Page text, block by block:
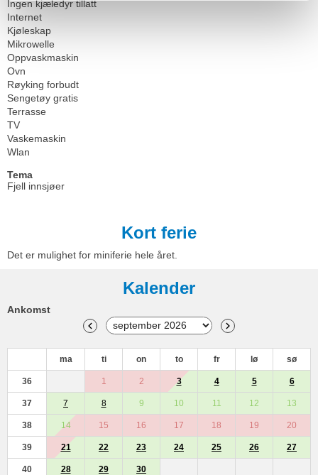
Ingen kjæledyr tillatt
Internet
Kjøleskap
Mikrowelle
Oppvaskmaskin
Ovn
Røyking forbudt
Sengetøy gratis
Terrasse
TV
Vaskemaskin
Wlan
Tema
Fjell innsjøer
Kort ferie
Det er mulighet for miniferie hele året.
Kalender
Ankomst
ma ti on to fr lø sø
36 1 2 3 4 5 6
37 7 8 9 10 11 12 13
38 14 15 16 17 18 19 20
39 21 22 23 24 25 26 27
40 28 29 30